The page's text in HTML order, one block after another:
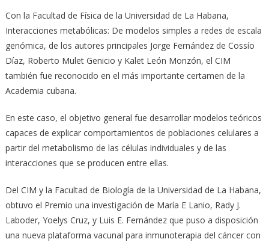
Con la Facultad de Física de la Universidad de La Habana,
Interacciones metabólicas: De modelos simples a redes de escala
genómica, de los autores principales Jorge Fernández de Cossío
Díaz, Roberto Mulet Genicio y Kalet León Monzón, el CIM
también fue reconocido en el más importante certamen de la
Academia cubana.
En este caso, el objetivo general fue desarrollar modelos teóricos
capaces de explicar comportamientos de poblaciones celulares a
partir del metabolismo de las células individuales y de las
interacciones que se producen entre ellas.
Del CIM y la Facultad de Biología de la Universidad de La Habana,
obtuvo el Premio una investigación de María E Lanio, Rady J.
Laboder, Yoelys Cruz, y Luis E. Fernández que puso a disposición
una nueva plataforma vacunal para inmunoterapia del cáncer con